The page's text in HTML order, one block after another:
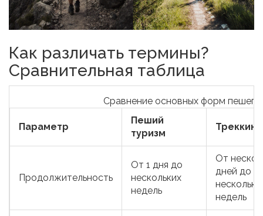
Как различать термины?
Сравнительная таблица
Сравнение основных форм пешего
Параметр
Пеший
туризм
Треккинг
Продолжительность
От 1 дня до
нескольких
недель
От
дней до
недель